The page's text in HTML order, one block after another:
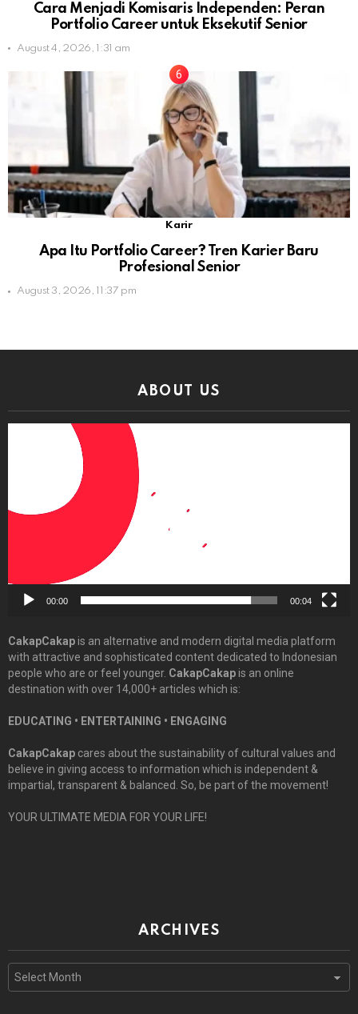
Cara Menjadi Komisaris Independen: Peran
Portfolio Career untuk Eksekutif Senior
August 4, 2026, 1:31 am
Karir
Apa Itu Portfolio Career? Tren Karier Baru
Profesional Senior
August 3, 2026, 11:37 pm
ABOUT US
00:00 00:04
CakapCakapis an alternative and modern digital media platform
with attractive and sophisticated content dedicated to Indonesian
people who are or feel younger. CakapCakapis an online
destination with over 14,000+ articles which is:
EDUCATING • ENTERTAINING • ENGAGING
CakapCakap cares about the sustainability of cultural values and
believe in giving access to information which is independent &
impartial, transparent & balanced. So, be part of the movement!
YOUR ULTIMATE MEDIA FOR YOUR LIFE!
ARCHIVES
Archives